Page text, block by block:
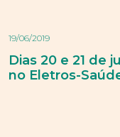
19/06/2019
Dias 20 e 21 de
no Eletros-